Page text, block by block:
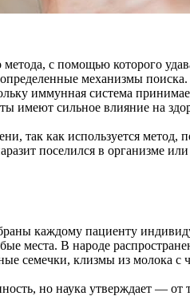
с помощью которого
механизмы
иммунная система
имеют сильное влияние на
так как используется метод,
поселился в организме
каждому пациенту
места. В народе
семечки, клизмы из молока с
но наука утверждает — от